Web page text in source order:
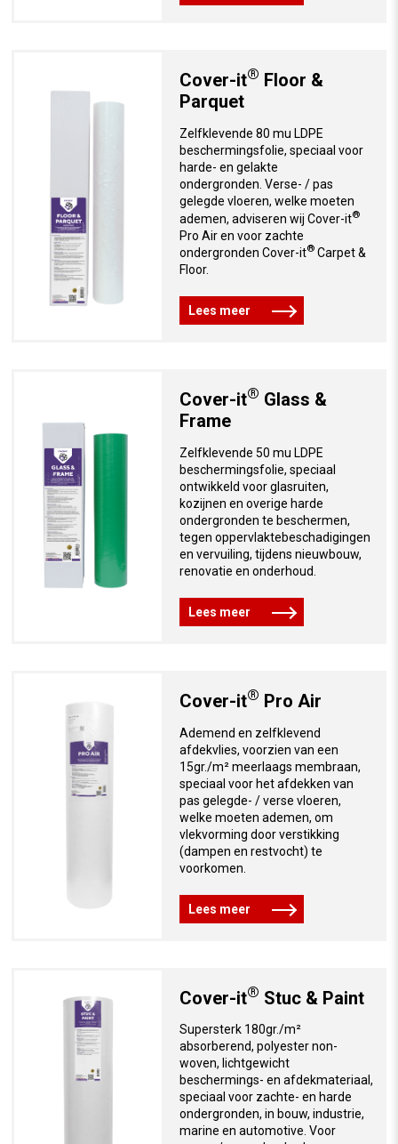
Cover-it® Floor &
Parquet
Zelfklevende 80 mu LDPE
beschermingsfolie, speciaal voor
harde- en gelakte
ondergronden. Verse- / pas
gelegde vloeren, welke moeten
ademen, adviseren wij Cover-it®
Pro Air en voor zachte
ondergronden Cover-it®Carpet &
Floor.
Lees meer
Cover-it® Glass &
Frame
Zelfklevende 50 mu LDPE
beschermingsfolie, speciaal
ontwikkeld voor glasruiten,
kozijnen en overige harde
ondergronden te beschermen,
tegen oppervlaktebeschadigingen
en vervuiling, tijdens nieuwbouw,
renovatie en onderhoud.
Lees meer
Cover-it® Pro Air
Ademend en zelfklevend
afdekvlies, voorzien van een
15gr./m² meerlaags membraan,
speciaal voor het afdekken van
pas gelegde- / verse vloeren,
welke moeten ademen, om
vlekvorming door verstikking
(dampen en restvocht) te
voorkomen.
Lees meer
Cover-it® Stuc & Paint
Supersterk 180gr./m²
absorberend, polyester non-
woven, lichtgewicht
beschermings- en afdekmateriaal,
speciaal voor zachte- en harde
ondergronden, in bouw, industrie,
marine en automotive. Voor